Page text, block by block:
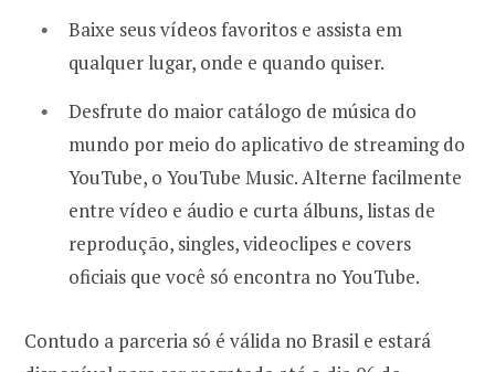
Baixe seus vídeos favoritos e assista em
qualquer lugar, onde e quando quiser.
Desfrute do maior catálogo de música do
mundo por meio do aplicativo de streaming do
YouTube, o YouTube Music. Alterne facilmente
entre vídeo e áudio e curta álbuns, listas de
reprodução, singles, videoclipes e covers
oficiais que você só encontra no YouTube.
Contudo a parceria só é válida no Brasil e estará